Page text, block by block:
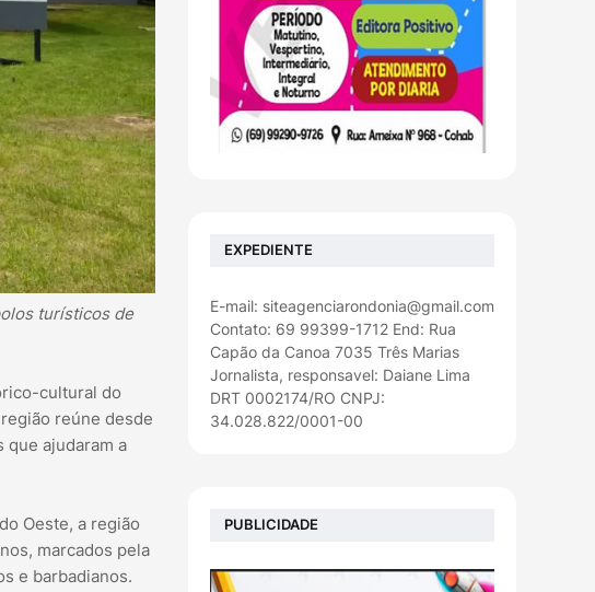
turísticos de
cultural do
reúne desde
que ajudaram a
Oeste, a região
marcados pela
e barbadianos.
EXPEDIENTE
E-mail: siteagenciarondonia@gmail.com
Contato: 69 99399-1712 End: Rua
Capão da Canoa 7035 Três Marias
Jornalista, responsavel: Daiane Lima
DRT 0002174/RO CNPJ:
34.028.822/0001-00
PUBLICIDADE